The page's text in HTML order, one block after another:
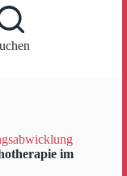
im